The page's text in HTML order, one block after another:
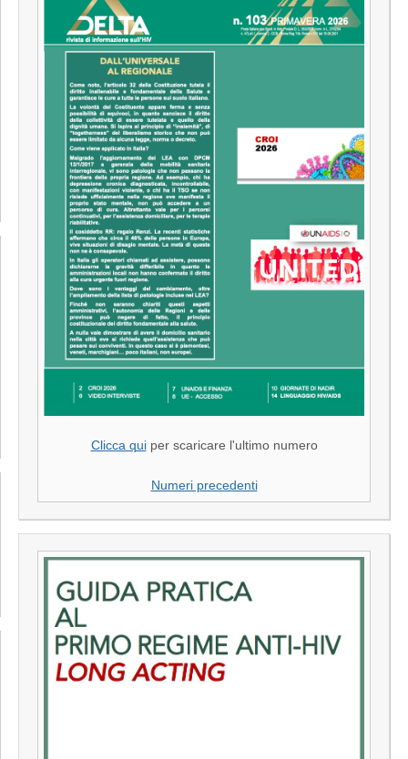
Clicca quiper scaricare l'ultimo numero
Numeri precedenti